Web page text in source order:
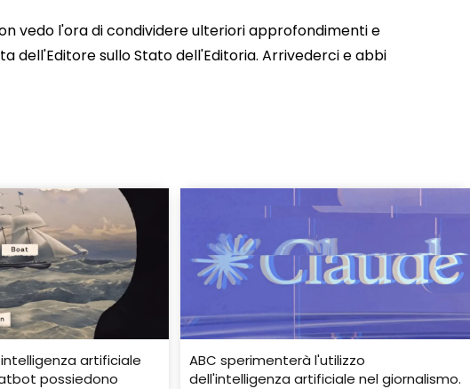
vedo l'ora di condividere ulteriori approfondimenti e
dell'Editore sullo Stato dell'Editoria. Arrivederci e abbi
artificiale
possiedono
ABC sperimenterà l'utilizzo
dell'intelligenza artificiale nel giornalismo.